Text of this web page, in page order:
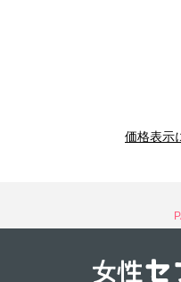
価格表示